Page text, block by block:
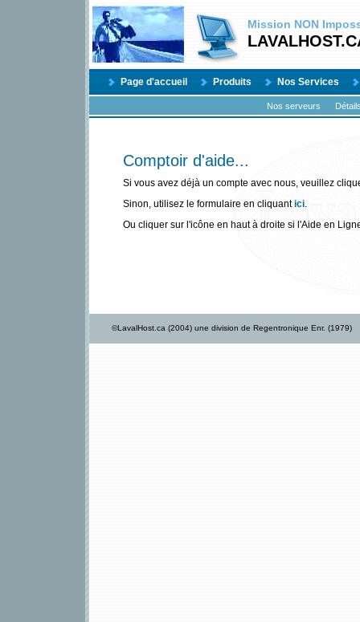
Mission NON
Page d'accueil Produits Nos Services
Nos serveurs
Comptoir d'aide...
Si vous avez déjà un compte avec nous, veuillez
Sinon, utilisez le formulaire en cliquantici.
Ou cliquer sur l'icône en haut à droite si l'Aide en
©LavalHost.ca (2004) une division de Regentronique Enr. (1979)